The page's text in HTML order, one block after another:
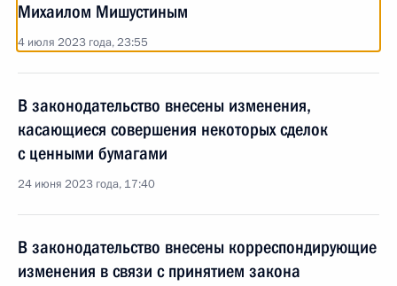
Михаилом Мишустиным
4 июля 2023 года, 23:55
В законодательство внесены изменения,
касающиеся совершения некоторых сделок
с ценными бумагами
24 июня 2023 года, 17:40
В законодательство внесены корреспондирующие
изменения в связи с принятием закона